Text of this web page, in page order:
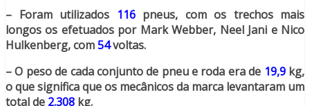
– Foram utilizados 116pneus, com os trechos mais
longos os efetuados por Mark Webber, Neel Jani e Nico
Hulkenberg, com54voltas.
– O peso de cada conjunto de pneu e roda era de 19,9kg,
o que significa que os mecânicos da marca levantaram um
total de 2.308 kg.